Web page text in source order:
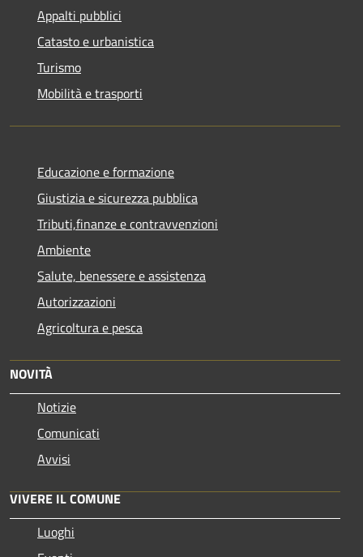
Appalti pubblici
Catasto e urbanistica
Turismo
Mobilità e trasporti
Educazione e formazione
Giustizia e sicurezza pubblica
Tributi,finanze e contravvenzioni
Ambiente
Salute, benessere e assistenza
Autorizzazioni
Agricoltura e pesca
NOVITÀ
Notizie
Comunicati
Avvisi
VIVERE IL COMUNE
Luoghi